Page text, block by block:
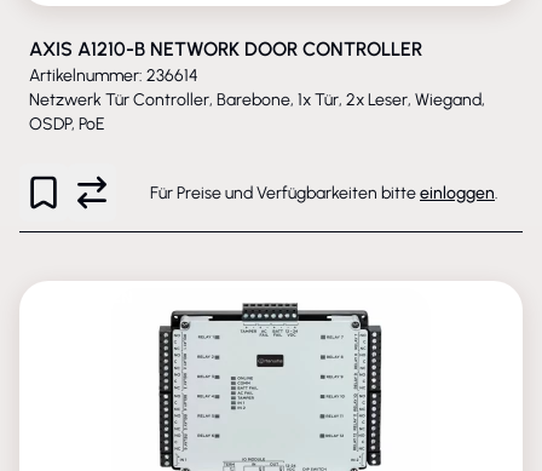
AXIS A1210-B NETWORK DOOR CONTROLLER
Artikelnummer: 236614
Netzwerk Tür Controller, Barebone, 1x Tür, 2x Leser, Wiegand,
OSDP, PoE
Für Preise und Verfügbarkeiten bitteeinloggen.